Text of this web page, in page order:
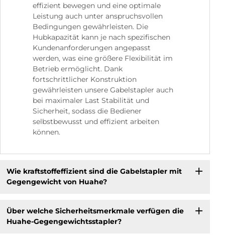
effizient bewegen und eine optimale
Leistung auch unter anspruchsvollen
Bedingungen gewährleisten. Die
Hubkapazität kann je nach spezifischen
Kundenanforderungen angepasst
werden, was eine größere Flexibilität im
Betrieb ermöglicht. Dank
fortschrittlicher Konstruktion
gewährleisten unsere Gabelstapler auch
bei maximaler Last Stabilität und
Sicherheit, sodass die Bediener
selbstbewusst und effizient arbeiten
können.
Wie kraftstoffeffizient sind die Gabelstapler mit
Gegengewicht von Huahe?
Über welche Sicherheitsmerkmale verfügen die
Huahe-Gegengewichtsstapler?